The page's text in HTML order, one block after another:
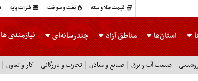
قیمت طلا و سکه نفت و سوخت فلزات پایه
استان‌ها مناطق آزاد چندرسانه‌ای نیازمندی ها
صنعت آب و برق صنایع و معادن تجارت و بازرگانی کار و تعاون